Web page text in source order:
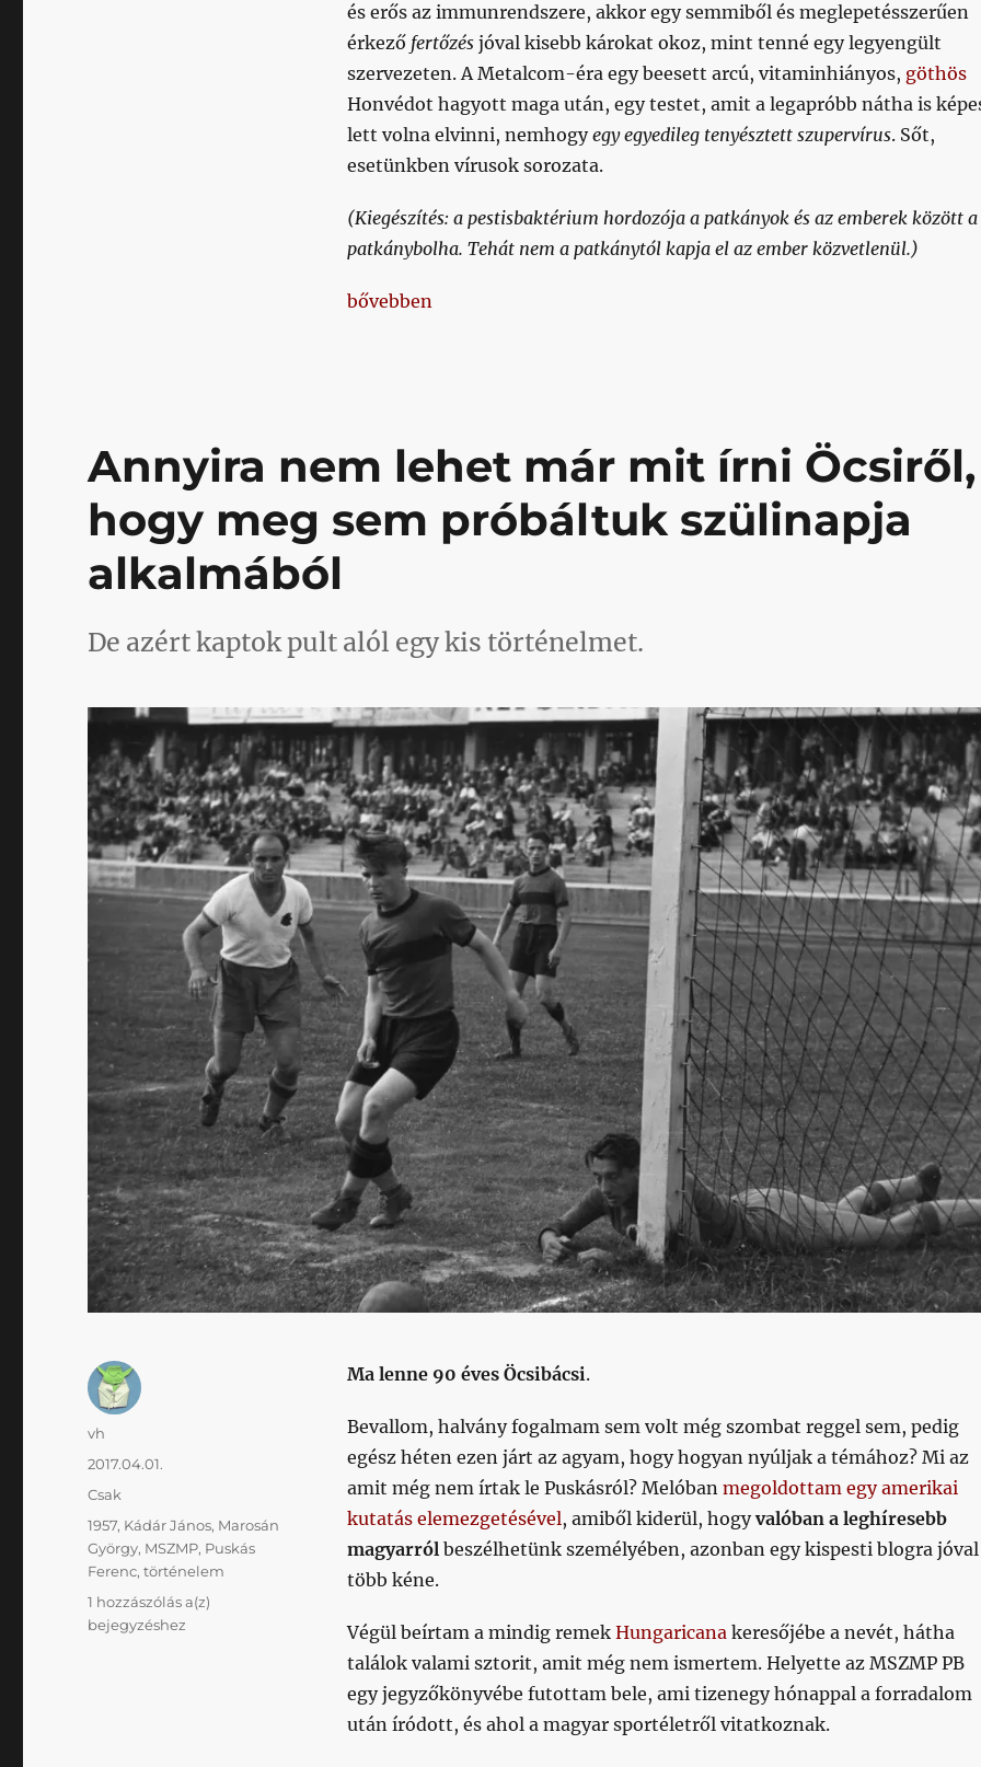
és erős az immunrendszere, akkor egy semmiből és meglepetésszerűen
érkező fertőzésjóval kisebb károkat okoz, mint tenné egy legyengült
szervezeten. A Metalcom-éra egy beesett arcú, vitaminhiányos, göthös
Honvédot hagyott maga után, egy testet, amit a legapróbb nátha is
lett volna elvinni, nemhogyegy egyedileg tenyésztett szupervírus. Sőt,
esetünkben vírusok sorozata.
(Kiegészítés: a pestisbaktérium hordozója a patkányok és az emberek között a
patkánybolha. Tehát nem a patkánytól kapja el az ember közvetlenül.)
„Felülemelkedni saját magunkon”
bővebben
Annyira nem lehet már mit írni Öcsiről,
hogy meg sem próbáltuk szülinapja
alkalmából
De azért kaptok pult alól egy kis történelmet.
Ma lenne 90 éves Öcsibácsi.
Bevallom, halvány fogalmam sem volt még szombat reggel sem, pedig
egész héten ezen járt az agyam, hogy hogyan nyúljak a témához? Mi az
amit még nem írtak le Puskásról? Melóban megoldottam egy amerikai
kutatás elemezgetésével, amiből kiderül, hogyvalóban a leghíresebb
magyarról beszélhetünk személyében, azonban egy kispesti blogra jóval
több kéne.
Végül beírtam a mindig remek Hungaricana keresőjébe a nevét, hátha
találok valami sztorit, amit még nem ismertem. Helyette az MSZMP PB
egy jegyzőkönyvébe futottam bele, ami tizenegy hónappal a forradalom
után íródott, és ahol a magyar sportéletről vitatkoznak.
Szerző
vh
Közzétéve
2017.04.01.
Kategória
Csak
Címke
1957, Kádár János, Marosán
György, MSZMP, Puskás
Ferenc,történelem
1 hozzászólás a(z)
bejegyzéshez